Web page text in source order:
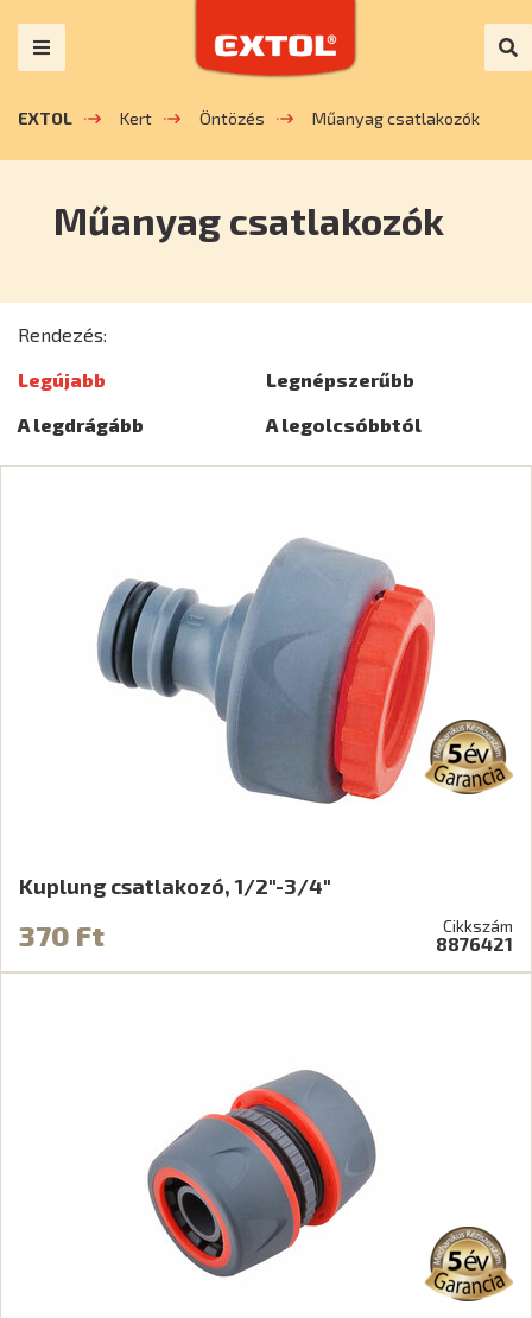
EXTOL Kert Öntözés Műanyag csatlakozók
Műanyag csatlakozók
Rendezés:
Legújabb
Legnépszerűbb
A legdrágább
A legolcsóbbtól
Kuplung csatlakozó, 1/2"-3/4"
370 Ft Cikkszám
8876421